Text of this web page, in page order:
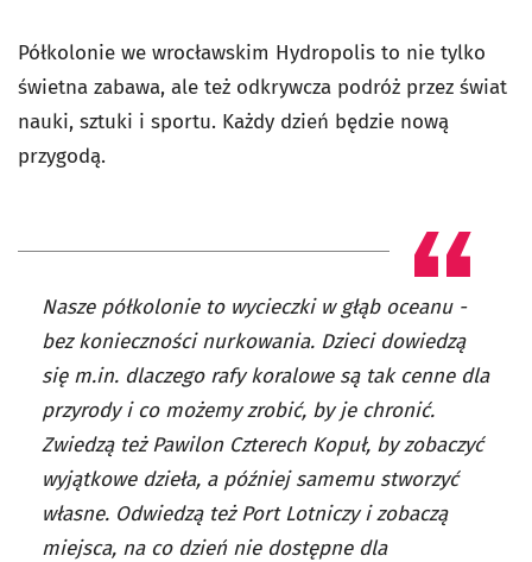
Półkolonie we wrocławskim Hydropolis to nie tylko
świetna zabawa, ale też odkrywcza podróż przez świat
nauki, sztuki i sportu. Każdy dzień będzie nową
przygodą.
Nasze półkolonie to wycieczki w głąb oceanu -
bez konieczności nurkowania. Dzieci dowiedzą
się m.in. dlaczego rafy koralowe są tak cenne dla
przyrody i co możemy zrobić, by je chronić.
Zwiedzą też Pawilon Czterech Kopuł, by zobaczyć
wyjątkowe dzieła, a później samemu stworzyć
własne. Odwiedzą też Port Lotniczy i zobaczą
miejsca, na co dzień nie dostępne dla